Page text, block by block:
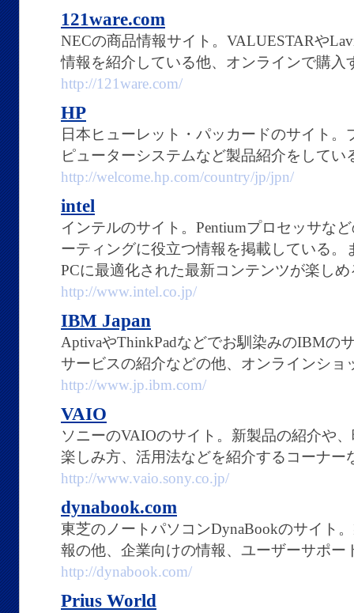
121ware.com
NECの商品情報サイト。VALUESTARや
情報を紹介している他、オンラインで購入
http://121ware.com/
HP
日本ヒューレット・パッカードのサイト
ピューターシステムなど製品紹介をしてい
http://welcome.hp.com/country/jp/jpn/
intel
インテルのサイト。Pentiumプロセッサな
ーティングに役立つ情報を掲載している。
PCに最適化された最新コンテンツが楽し
http://www.intel.co.jp/
IBM Japan
AptivaやThinkPadなどでお馴染みのIBMの
サービスの紹介などの他、オンラインショ
http://www.jp.ibm.com/
VAIO
ソニーのVAIOのサイト。新製品の紹介や
楽しみ方、活用法などを紹介するコーナー
http://www.vaio.sony.co.jp/
dynabook.com
東芝のノートパソコンDynaBookのサイト
報の他、企業向けの情報、ユーザーサポー
http://dynabook.com/
Prius World